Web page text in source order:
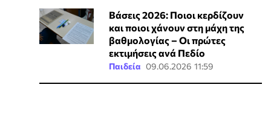
Βάσεις 2026: Ποιοι κερδίζουν
και ποιοι χάνουν στη μάχη της
βαθμολογίας – Οι πρώτες
εκτιμήσεις ανά Πεδίο
Παιδεία 09.06.2026 11:59